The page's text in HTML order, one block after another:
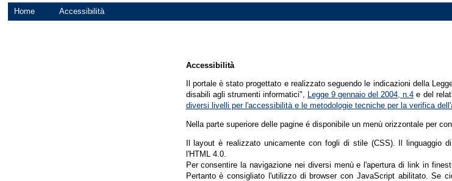
Home Accessibilità
Accessibilità
Il portale è stato progettato e realizzato seguendo le indicazioni della
disabili agli strumenti informatici", Legge 9 gennaio del 2004, n.4 e del
diversi livelli per l'accessibilità e le metodologie tecniche per la verifica
Nella parte superiore delle pagine é disponibile un menù orizzontale per
Il layout è realizzato unicamente con fogli di stile (CSS). Il linguaggio
l'HTML 4.0.
Per consentire la navigazione nei diversi menù e l'apertura di link in
Pertanto è consigliato l'utilizzo di browser con JavaScript abilitato. Se